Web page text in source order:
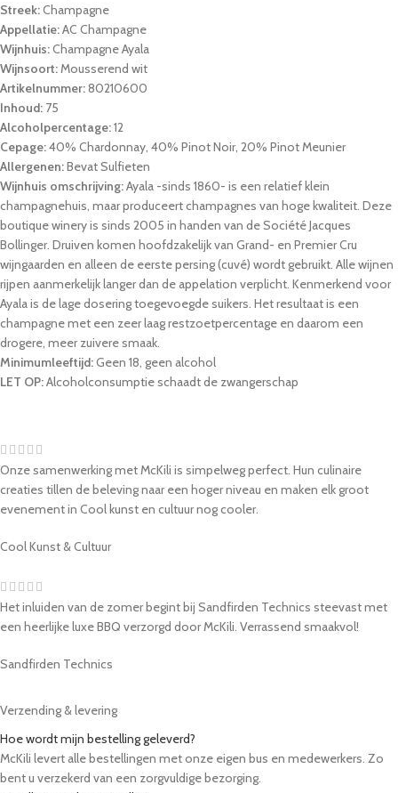
Streek:Champagne
Appellatie:AC Champagne
Wijnhuis:Champagne Ayala
Wijnsoort: Mousserend wit
Artikelnummer:80210600
Inhoud: 75
Alcoholpercentage:12
Cepage:40% Chardonnay, 40% Pinot Noir, 20% Pinot Meunier
Allergenen:Bevat Sulfieten
Wijnhuis omschrijving:Ayala -sinds 1860- is een relatief klein
champagnehuis, maar produceert champagnes van hoge kwaliteit. Deze
boutique winery is sinds 2005 in handen van de Société Jacques
Bollinger. Druiven komen hoofdzakelijk van Grand- en Premier Cru
wijngaarden en alleen de eerste persing (cuvé) wordt gebruikt. Alle wijnen
rijpen aanmerkelijk langer dan de appelation verplicht. Kenmerkend voor
Ayala is de lage dosering toegevoegde suikers. Het resultaat is een
champagne met een zeer laag restzoetpercentage en daarom een
drogere, meer zuivere smaak.
Minimumleeftijd:Geen 18, geen alcohol
LET OP:Alcoholconsumptie schaadt de zwangerschap
Onze samenwerking met McKili is simpelweg perfect. Hun culinaire
creaties tillen de beleving naar een hoger niveau en maken elk groot
evenement in Cool kunst en cultuur nog cooler.
Cool Kunst & Cultuur
Het inluiden van de zomer begint bij Sandfirden Technics steevast met
een heerlijke luxe BBQ verzorgd door McKili. Verrassend smaakvol!
Sandfirden Technics
Verzending & levering
Hoe wordt mijn bestelling geleverd?
McKili levert alle bestellingen met onze eigen bus en medewerkers. Zo
bent u verzekerd van een zorgvuldige bezorging.